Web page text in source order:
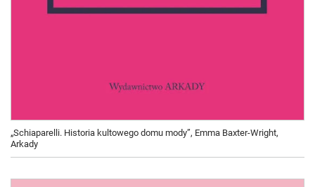
„Schiaparelli. Historia kultowego domu mody”, Emma Baxter-Wright,
Arkady